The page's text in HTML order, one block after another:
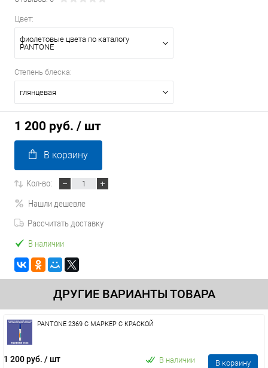
Цвет:
фиолетовые цвета по каталогу
PANTONE
Степень блеска:
глянцевая
1 200 руб. / шт
В корзину
Кол-во:
Нашли дешевле
Рассчитать доставку
В наличии
ДРУГИЕ ВАРИАНТЫ ТОВАРА
PANTONE 2369 C МАРКЕР С КРАСКОЙ
1 200 руб. / шт В наличии В корзину